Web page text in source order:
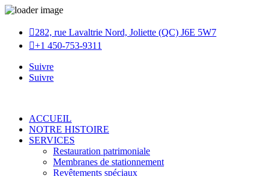
282, rue Lavaltrie Nord, Joliette (QC) J6E 5W7
+1 450-753-9311
Suivre
Suivre
ACCUEIL
NOTRE HISTOIRE
SERVICES
Restauration patrimoniale
Membranes de stationnement
Revêtements spéciaux